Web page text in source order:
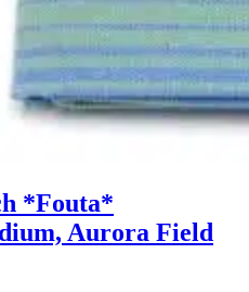
*Fouta*
Aurora Field